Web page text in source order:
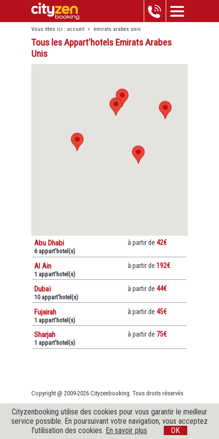
Vous êtes ici : accueil > emirats arabes unis
Tous les Appart'hotels Emirats Arabes
Unis
Abu Dhabi
6 appart'hotel(s)
à partir de 42€
Al Ain
1 appart'hotel(s)
à partir de 192€
Dubaï
10 appart'hotel(s)
à partir de 44€
Fujairah
1 appart'hotel(s)
à partir de 45€
Sharjah
1 appart'hotel(s)
à partir de 75€
Copyright @ 2009-2026 Cityzenbooking. Tous droits réservés
Cityzenbooking utilise des cookies pour vous garantir le meilleur
service possible. En poursuivant votre navigation, vous acceptez
l'utilisation des cookies. En savoir plus OK